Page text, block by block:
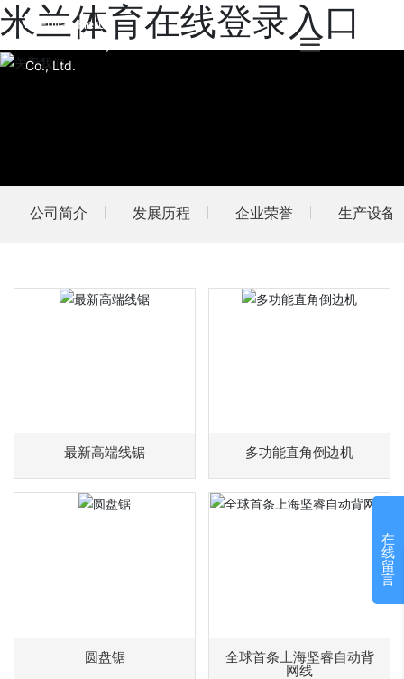
米兰体育在线登录入口
公司简介 发展历程 企业荣誉 生产设备
最新高端线锯 多功能直角倒边机
圆盘锯
全球首条上海坚睿自动背
网线
在
线
留
言